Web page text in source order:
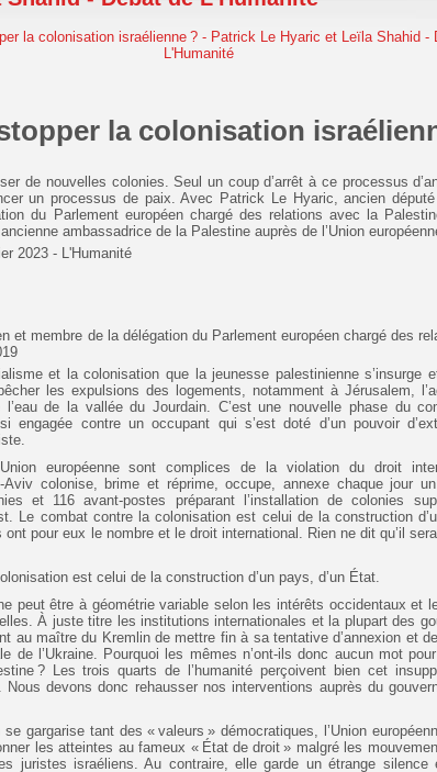
la colonisation
de nouvelles colonies. Seul un coup d’arrêt à ce processus
un processus de paix. Avec Patrick Le Hyaric, ancien
du Parlement européen chargé des relations avec la
ambassadrice de la Palestine auprès de l’Union
2023 - L'Humanité
et membre de la délégation du Parlement européen chargé des
et la colonisation que la jeunesse palestinienne s’insurge
les expulsions des logements, notamment à Jérusalem,
de la vallée du Jourdain. C’est une nouvelle phase du
engagée contre un occupant qui s’est doté d’un pouvoir
européenne sont complices de la violation du droit
Aviv colonise, brime et réprime, occupe, annexe chaque jour
et 116 avant-postes préparant l’installation de colonies
Le combat contre la colonisation est celui de la construction
pour eux le nombre et le droit international. Rien ne dit qu’il
est celui de la construction d’un pays, d’un État.
peut être à géométrie variable selon les intérêts occidentaux et
À juste titre les institutions internationales et la plupart des
au maître du Kremlin de mettre fin à sa tentative d’annexion et
de l’Ukraine. Pourquoi les mêmes n’ont-ils donc aucun mot
? Les trois quarts de l’humanité perçoivent bien cet
Nous devons donc rehausser nos interventions auprès du
gargarise tant des « valeurs » démocratiques, l’Union
les atteintes au fameux « État de droit » malgré les
juristes israéliens. Au contraire, elle garde un étrange silence